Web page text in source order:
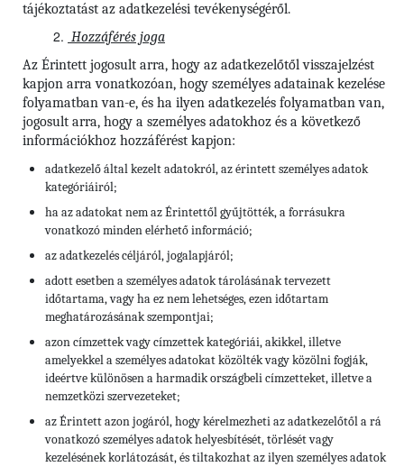
tájékoztatást az adatkezelési tevékenységéről.
Hozzáférés joga
Az Érintett jogosult arra, hogy az adatkezelőtől visszajelzést
kapjon arra vonatkozóan, hogy személyes adatainak kezelése
folyamatban van-e, és ha ilyen adatkezelés folyamatban van,
jogosult arra, hogy a személyes adatokhoz és a következő
információkhoz hozzáférést kapjon:
adatkezelő által kezelt adatokról, az érintett személyes adatok
kategóriáiról;
ha az adatokat nem az Érintettől gyűjtötték, a forrásukra
vonatkozó minden elérhető információ;
az adatkezelés céljáról, jogalapjáról;
adott esetben a személyes adatok tárolásának tervezett
időtartama, vagy ha ez nem lehetséges, ezen időtartam
meghatározásának szempontjai;
azon címzettek vagy címzettek kategóriái, akikkel, illetve
amelyekkel a személyes adatokat közölték vagy közölni fogják,
ideértve különösen a harmadik országbeli címzetteket, illetve a
nemzetközi szervezeteket;
az Érintett azon jogáról, hogy kérelmezheti az adatkezelőtől a rá
vonatkozó személyes adatok helyesbítését, törlését vagy
kezelésének korlátozását, és tiltakozhat az ilyen személyes adatok